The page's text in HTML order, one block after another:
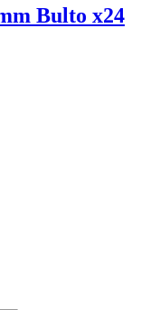
Bulto x24